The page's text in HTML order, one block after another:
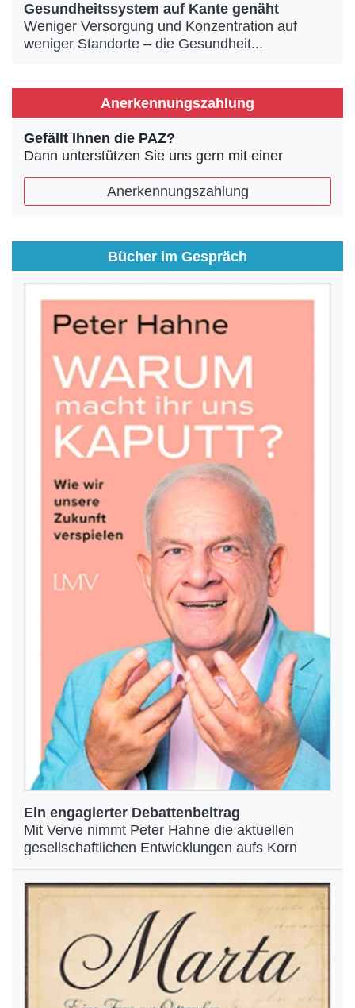
Gesundheitssystem auf Kante genäht
Weniger Versorgung und Konzentration auf
weniger Standorte – die Gesundheit...
Anerkennungszahlung
Gefällt Ihnen die PAZ?
Dann unterstützen Sie uns gern mit einer
Anerkennungszahlung
Bücher im Gespräch
Ein engagierter Debattenbeitrag
Mit Verve nimmt Peter Hahne die aktuellen
gesellschaftlichen Entwicklungen aufs Korn